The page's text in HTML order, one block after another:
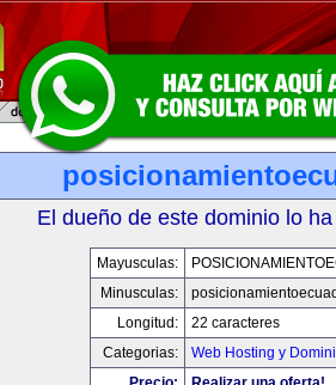
El dueño de este dominio lo
Mayusculas:
Minusculas:
Longitud:
22 caracteres
Categorias:
Web Hosting y